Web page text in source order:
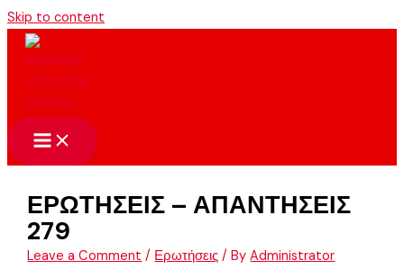
Skip to content
ΕΡΩΤΗΣΕΙΣ – ΑΠΑΝΤΗΣΕΙΣ
279
Leave a Comment / Ερωτήσεις / ByAdministrator